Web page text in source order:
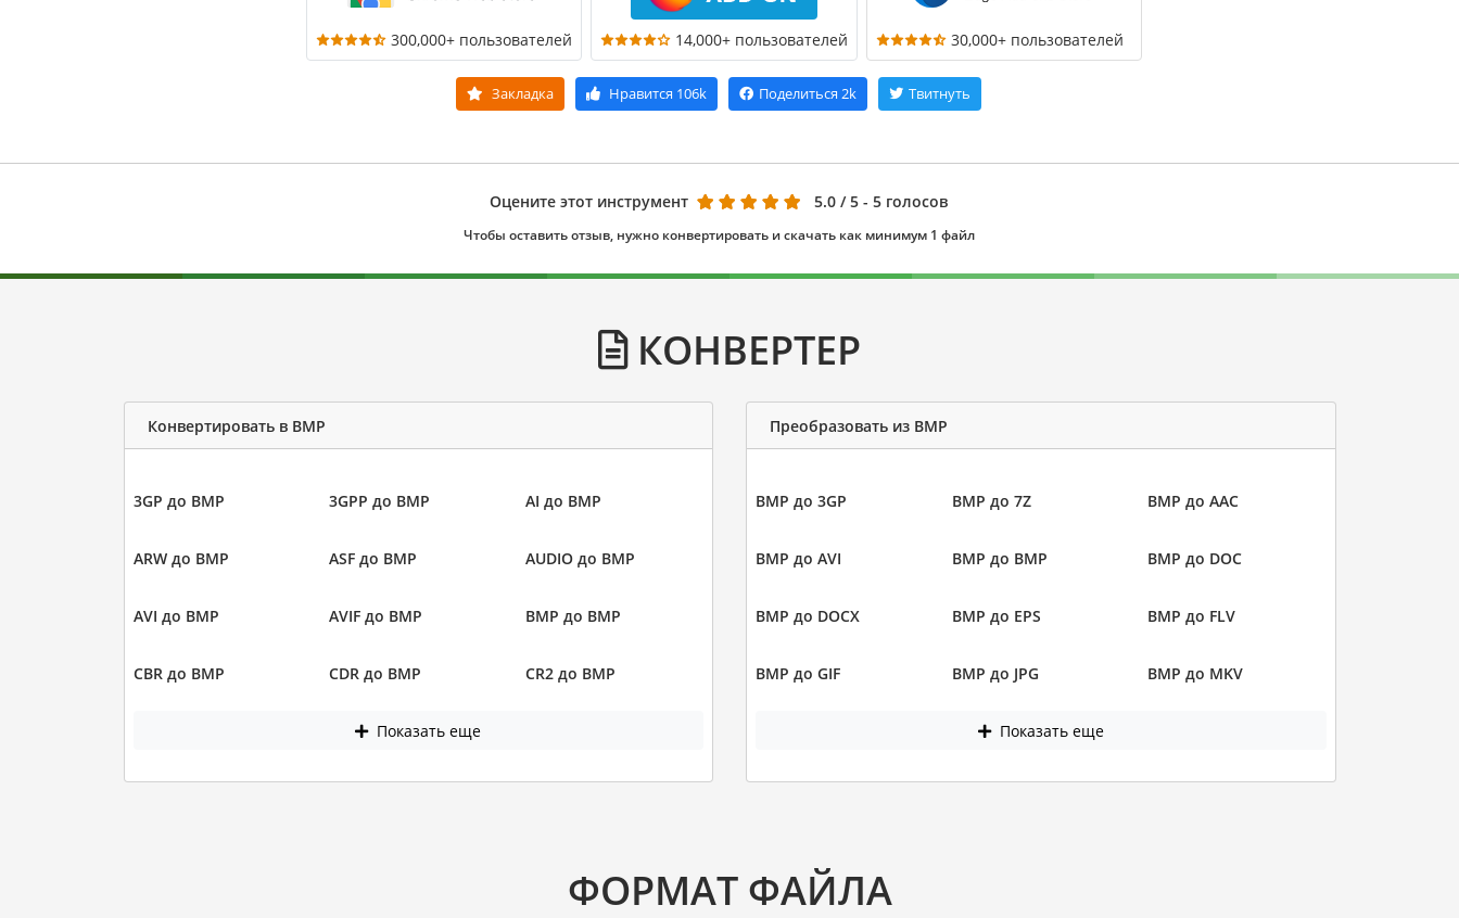
300,000+ пользователей 14,000+ пользователей 30,000+ пользователей
Закладка Нравится 106k Поделиться 2k Твитнуть
Оцените этот инструмент 5.0 / 5 - 5 голосов
Чтобы оставить отзыв, нужно конвертировать и скачать как минимум 1 файл
КОНВЕРТЕР
Конвертировать в BMP
3GP до BMP 3GPP до BMP AI до BMP
ARW до BMP ASF до BMP AUDIO до BMP
AVI до BMP AVIF до BMP BMP до BMP
CBR до BMP CDR до BMP CR2 до BMP
Показать еще
Преобразовать из BMP
BMP до 3GP BMP до 7Z BMP до AAC
BMP до AVI BMP до BMP BMP до DOC
BMP до DOCX BMP до EPS BMP до FLV
BMP до GIF BMP до JPG BMP до MKV
Показать еще
ФОРМАТ ФАЙЛА